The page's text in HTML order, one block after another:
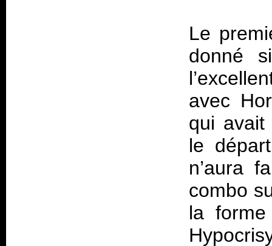
Le
donné
avec
qui avait
le
n’aura
combo
la